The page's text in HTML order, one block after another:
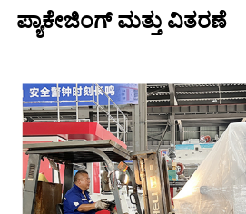
ಪ್ಯಾಕೇಜಿಂಗ್ ಮತ್ತು ವಿತರಣೆ